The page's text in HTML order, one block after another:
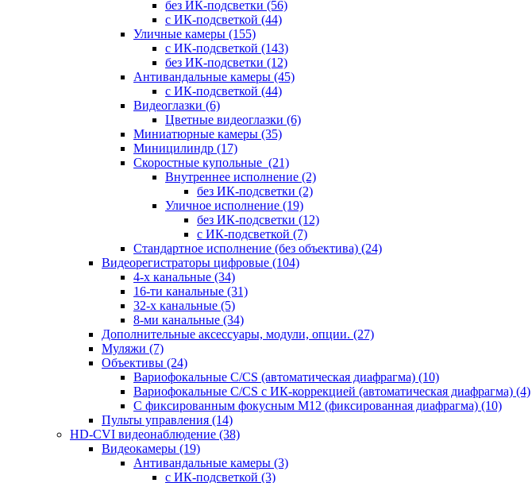
без ИК-подсветки (56)
с ИК-подсветкой (44)
Уличные камеры (155)
с ИК-подсветкой (143)
без ИК-подсветки (12)
Антивандальные камеры (45)
с ИК-подсветкой (44)
Видеоглазки (6)
Цветные видеоглазки (6)
Миниатюрные камеры (35)
Миницилиндр (17)
Скоростные купольные (21)
Внутреннее исполнение (2)
без ИК-подсветки (2)
Уличное исполнение (19)
без ИК-подсветки (12)
с ИК-подсветкой (7)
Стандартное исполнение (без объектива) (24)
Видеорегистраторы цифровые (104)
4-х канальные (34)
16-ти канальные (31)
32-х канальные (5)
8-ми канальные (34)
Дополнительные аксессуары, модули, опции. (27)
Муляжи (7)
Объективы (24)
Вариофокальные C/CS (автоматическая диафрагма) (10)
Вариофокальные C/CS с ИК-коррекцией (автоматическая диафрагма) (4)
С фиксированным фокусным М12 (фиксированная диафрагма) (10)
Пульты управления (14)
HD-CVI видеонаблюдение (38)
Видеокамеры (19)
Антивандальные камеры (3)
с ИК-подсветкой (3)